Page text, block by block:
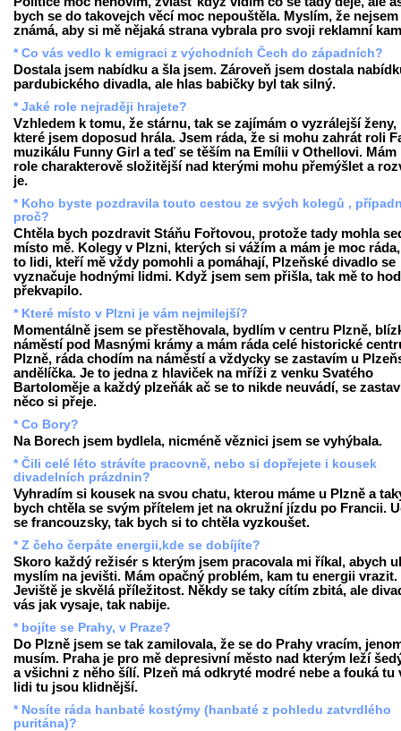
bych se do takovejch věcí moc nepouštěla. Myslím, že nejsem
známá, aby si mě nějaká strana vybrala pro svoji reklamní
* Co vás vedlo k emigraci z východních Čech do západních?
Dostala jsem nabídku a šla jsem. Zároveň jsem dostala
pardubického divadla, ale hlas babičky byl tak silný.
* Jaké role nejraději hrajete?
Vzhledem k tomu, že stárnu, tak se zajímám o vyzrálejší ženy,
které jsem doposud hrála. Jsem ráda, že si mohu zahrát roli
muzikálu Funny Girl a teď se těším na Emílii v Othellovi. Mám
role charakterově složitější nad kterými mohu přemýšlet a
je.
* Koho byste pozdravila touto cestou ze svých kolegů ,
proč?
Chtěla bych pozdravit Stáňu Fořtovou, protože tady mohla
místo mě. Kolegy v Plzni, kterých si vážím a mám je moc
to lidi, kteří mě vždy pomohli a pomáhají, Plzeňské divadlo se
vyznačuje hodnými lidmi. Když jsem sem přišla, tak mě to
překvapilo.
* Které místo v Plzni je vám nejmilejší?
Momentálně jsem se přestěhovala, bydlím v centru Plzně,
náměstí pod Masnými krámy a mám ráda celé historické
Plzně, ráda chodím na náměstí a vždycky se zastavím u
andělíčka. Je to jedna z hlaviček na mříži z venku Svatého
Bartoloměje a každý plzeňák ač se to nikde neuvádí, se
něco si přeje.
* Co Bory?
Na Borech jsem bydlela, nicméně věznici jsem se vyhýbala.
* Čili celé léto strávíte pracovně, nebo si dopřejete i kousek
divadelních prázdnin?
Vyhradím si kousek na svou chatu, kterou máme u Plzně a
bych chtěla se svým přítelem jet na okružní jízdu po Francii.
se francouzsky, tak bych si to chtěla vyzkoušet.
* Z čeho čerpáte energii,kde se dobíjíte?
Skoro každý režisér s kterým jsem pracovala mi říkal, abych
myslím na jevišti. Mám opačný problém, kam tu energii vrazit.
Jeviště je skvělá příležitost. Někdy se taky cítím zbitá, ale
vás jak vysaje, tak nabije.
* bojíte se Prahy, v Praze?
Do Plzně jsem se tak zamilovala, že se do Prahy vracím,
musím. Praha je pro mě depresivní město nad kterým leží
a všichni z něho šílí. Plzeň má odkryté modré nebe a fouká tu
lidi tu jsou klidnější.
* Nosíte ráda hanbaté kostýmy (hanbaté z pohledu zatvrdlého
puritána)?